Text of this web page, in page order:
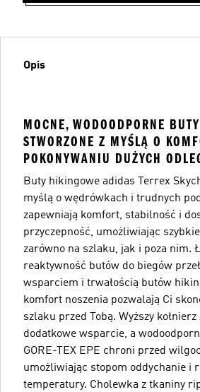
Opis
MOCNE, WODOODPORNE
STWORZONE Z MYŚLĄ O
POKONYWANIU DUŻYCH
Buty hikingowe adidas Terrex
myślą o wędrówkach i trudnych
zapewniają komfort, stabilność i
przyczepność, umożliwiając
zarówno na szlaku, jak i poza nim.
reaktywność butów do biegów
wsparciem i trwałością butów
komfort noszenia pozwalają Ci
szlaku przed Tobą. Wyższy kołnierz
dodatkowe wsparcie, a
GORE-TEX EPE chroni przed
umożliwiając stopom oddychanie i
temperatury. Cholewka z tkaniny